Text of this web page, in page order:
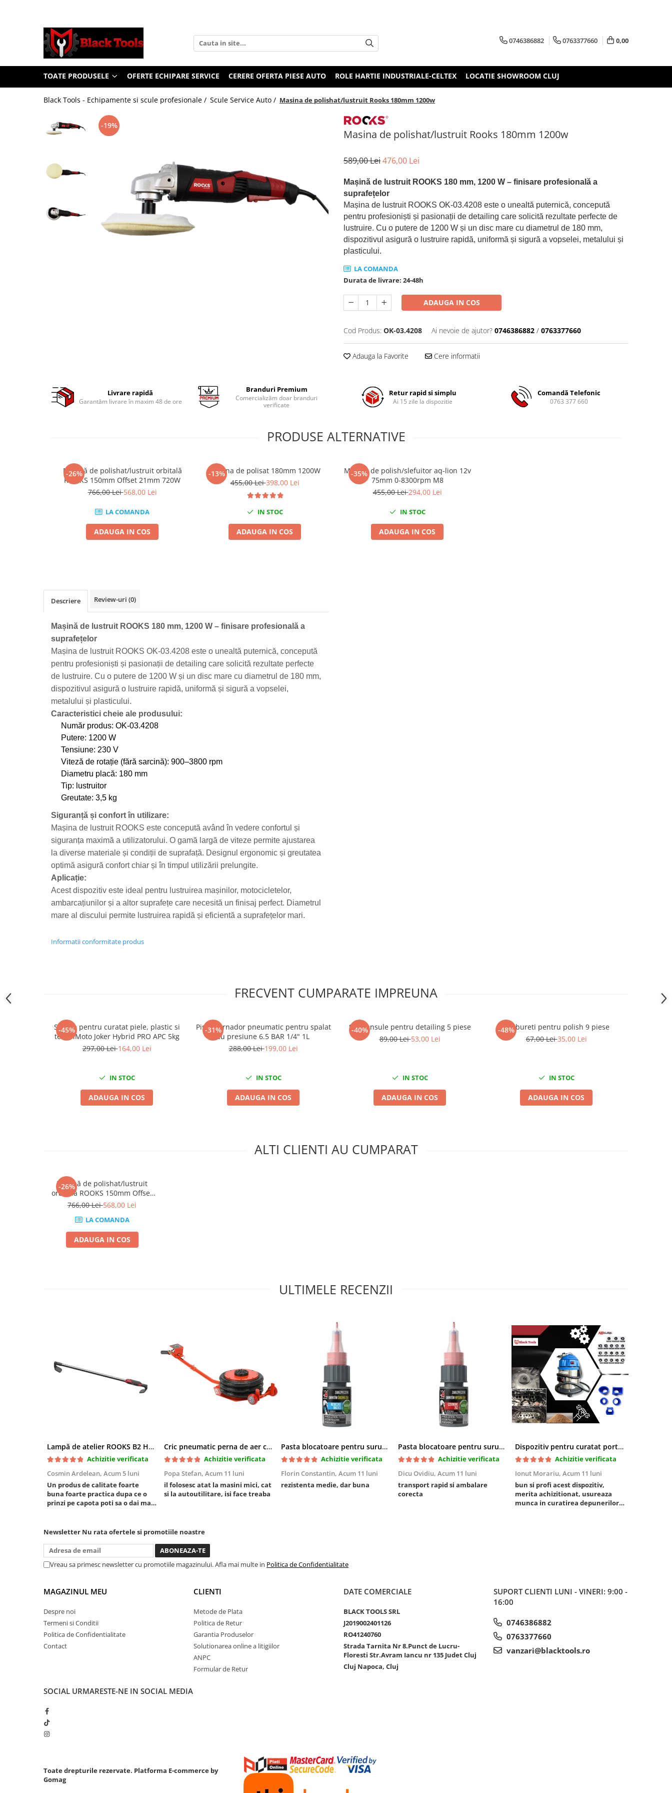
Toate Produsele
Scule Service Auto
Chei Si Truse De Chei
Chei Combinate Cu Clichet
Clesti Si Seturi De Clesti
Clesti pentru sertizat
Clesti pentru sigurante
Clesti universali
Aparate taiere cu plasma
Pompe si Cilindri Hidraulici
Chei filtru ulei
Recuperatoare de ulei
Scule Ajutatoare
Scule De Mana si Unelte
Aparate de nituit si capsat
Capsatoare tapiterie
Chei Dinamometrice
Ciocane Dalti si Dornuri
Aeroterme si Incalzitoare
Aparate de spalat cu presiune
Aspiratoare industriale
Lampi si Lanterne
Masini de insurubat si gaurit
Masini de polishat
Pistoale aer cald
Pistoale de lipit
Pistoale electrice de impact
Polizoare unghiulare
Slefuitoare electrice
Scule fixare distributie
Citroen
Polizoare biax
Scule pentru nituit si capsat
Slefuitoare Pneumatice
Scule speciale
Diagnoza si masurari
Rulmenti,Bucsi si Extractoare
Sistem directie
Sistem franare
Sisteme de ridicare si sustinere
Capre Auto
Cricuri Hidraulice
Surubelnite Si Biti
Masini de dejantat roti
Masini de echilibrat roti
Piese de schimb
Scule Vulcanizare
Truse si accesorii 1/2
0746386882 0763377660 0,00
TOATE PRODUSELE OFERTE ECHIPARE SERVICE CERERE OFERTA PIESE AUTO ROLE HARTIE INDUSTRIALE-CELTEX LOCATIE SHOWROOM CLUJ
Black Tools - Echipamente si scule profesionale / Scule Service Auto / Masina de polishat/lustruit Rooks 180mm 1200w
Masina de polishat/lustruit Rooks 180mm 1200w
-19%
589,00 Lei476,00 Lei
Mașină de lustruit ROOKS 180 mm, 1200 W – finisare profesională a
suprafețelor
Mașina de lustruit ROOKS OK-03.4208 este o unealtă puternică, concepută
pentru profesioniști și pasionații de detailing care solicită rezultate perfecte de
lustruire. Cu o putere de 1200 W și un disc mare cu diametrul de 180 mm,
dispozitivul asigură o lustruire rapidă, uniformă și sigură a vopselei, metalului și
plasticului.
LA COMANDA
Durata de livrare: 24-48h
ADAUGA IN COS
Cod Produs: OK-03.4208 Ai nevoie de ajutor? 0746386882 / 0763377660
Adauga la Favorite Cere informatii
Livrare rapidă
Garantăm livrare în maxim 48 de ore
Branduri Premium
Comercializăm doar branduri
verificate
Retur rapid si simplu
Ai 15 zile la dispozitie
Comandă Telefonic
0763 377 660
PRODUSE ALTERNATIVE
-26%
Masină de polishat/lustruit orbitală
ROOKS 150mm Offset 21mm 720W
766,00 Lei568,00 Lei
LA COMANDA
ADAUGA IN COS
-13%
Masina de polisat 180mm 1200W
455,00 Lei398,00 Lei
IN STOC
ADAUGA IN COS
-35%
Masina de polish/slefuitor aq-lion 12v
75mm 0-8300rpm M8
455,00 Lei294,00 Lei
IN STOC
ADAUGA IN COS
Descriere Review-uri (0)
Mașină de lustruit ROOKS 180 mm, 1200 W – finisare profesională a
suprafețelor
Mașina de lustruit ROOKS OK-03.4208 este o unealtă puternică, concepută
pentru profesioniști și pasionații de detailing care solicită rezultate perfecte
de lustruire. Cu o putere de 1200 W și un disc mare cu diametrul de 180 mm,
dispozitivul asigură o lustruire rapidă, uniformă și sigură a vopselei,
metalului și plasticului.
Caracteristici cheie ale produsului:
Număr produs: OK-03.4208
Putere: 1200 W
Tensiune: 230 V
Viteză de rotație (fără sarcină): 900–3800 rpm
Diametru placă: 180 mm
Tip: lustruitor
Greutate: 3,5 kg
Siguranță și confort în utilizare:
Mașina de lustruit ROOKS este concepută având în vedere confortul și
siguranța maximă a utilizatorului. O gamă largă de viteze permite ajustarea
la diverse materiale și condiții de suprafață. Designul ergonomic și greutatea
optimă asigură confort chiar și în timpul utilizării prelungite.
Aplicație:
Acest dispozitiv este ideal pentru lustruirea mașinilor, motocicletelor,
ambarcațiunilor și a altor suprafețe care necesită un finisaj perfect. Diametrul
mare al discului permite lustruirea rapidă și eficientă a suprafețelor mari.
Informatii conformitate produs
FRECVENT CUMPARATE IMPREUNA
-45%
Solutie pentru curatat piele, plastic si
textil iMoto Joker Hybrid PRO APC 5kg
297,00 Lei164,00 Lei
IN STOC
ADAUGA IN COS
-31%
Pistol tornador pneumatic pentru spalat
cu presiune 6.5 BAR 1/4" 1L
288,00 Lei199,00 Lei
IN STOC
ADAUGA IN COS
-40%
Set pensule pentru detailing 5 piese
89,00 Lei53,00 Lei
IN STOC
ADAUGA IN COS
-48%
Set bureti pentru polish 9 piese
67,00 Lei35,00 Lei
IN STOC
ADAUGA IN COS
ALTI CLIENTI AU CUMPARAT
-26%
Masină de polishat/lustruit
orbitală ROOKS 150mm Offset
21mm 720W
766,00 Lei568,00 Lei
LA COMANDA
ADAUGA IN COS
ULTIMELE RECENZII
Lampă de atelier ROOKS B2 HYBRID pentru capotă, 2000 lumeni, 5000 mAh
Achizitie verificata
Cosmin Ardelean, Acum 5 luni
Un produs de calitate foarte
buna foarte practica dupa ce o
prinzi pe capota poti sa o dai mai
baterie care tine destul de mult
dar daca o bagi la priza nu mai ai
treaba toata ziua ,ce...
Cric pneumatic perna de aer cu inaltator 6T
Achizitie verificata
Popa Stefan, Acum 11 luni
il folosesc atat la masini mici, cat
si la autoutilitare, isi face treaba
Pasta blocatoare pentru suruburi,rezistenta medie
Achizitie verificata
Florin Constantin, Acum 11 luni
rezistenta medie, dar buna
Pasta blocatoare pentru suruburi,rezistenta inalta
Achizitie verificata
Dicu Ovidiu, Acum 11 luni
transport rapid si ambalare
corecta
Dispozitiv pentru curatat porturi admisie si evacuare fara demontare cu coji de nuca si accesorii incluse
Achizitie verificata
Ionut Morariu, Acum 11 luni
bun si profi acest dispozitiv,
merita achizitionat, usureaza
munca in curatirea depunerilor
Newsletter Nu rata ofertele si promotiile noastre
Vreau sa primesc newsletter cu promotiile magazinului. Afla mai multe in Politica de Confidentialitate
MAGAZINUL MEU
Despre noi
Termeni si Conditii
Politica de Confidentialitate
Contact
CLIENTI
Metode de Plata
Politica de Retur
Garantia Produselor
Solutionarea online a litigiilor
ANPC
Formular de Retur
DATE COMERCIALE
BLACK TOOLS SRL
J2019002401126
RO41240760
Strada Tarnita Nr 8.Punct de Lucru-
Floresti Str.Avram Iancu nr 135 Judet Cluj
Cluj Napoca, Cluj
SUPORT CLIENTI LUNI - VINERI: 9:00 -
16:00
0746386882
0763377660
vanzari@blacktools.ro
SOCIAL URMARESTE-NE IN SOCIAL MEDIA
Toate drepturile rezervate. Platforma E-commerce by
Gomag